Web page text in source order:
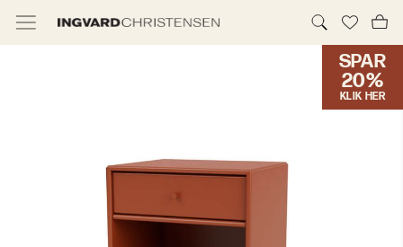
SPAR
20%
KLIK HER